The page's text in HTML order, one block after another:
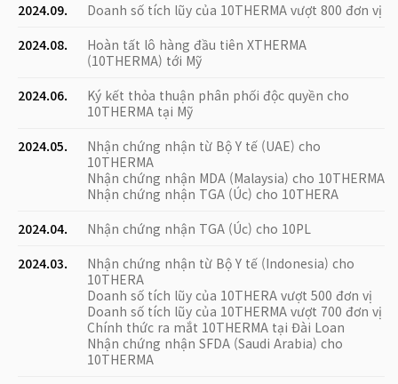
2024.09.
Doanh số tích lũy của 10THERMA vượt 800 đơn vị
2024.08.
Hoàn tất lô hàng đầu tiên XTHERMA
(10THERMA) tới Mỹ
2024.06.
Ký kết thỏa thuận phân phối độc quyền cho
10THERMA tại Mỹ
2024.05.
Nhận chứng nhận từ Bộ Y tế (UAE) cho
10THERMA
Nhận chứng nhận MDA (Malaysia) cho 10THERMA
Nhận chứng nhận TGA (Úc) cho 10THERA
2024.04.
Nhận chứng nhận TGA (Úc) cho 10PL
2024.03.
Nhận chứng nhận từ Bộ Y tế (Indonesia) cho
10THERA
Doanh số tích lũy của 10THERA vượt 500 đơn vị
Doanh số tích lũy của 10THERMA vượt 700 đơn vị
Chính thức ra mắt 10THERMA tại Đài Loan
Nhận chứng nhận SFDA (Saudi Arabia) cho
10THERMA